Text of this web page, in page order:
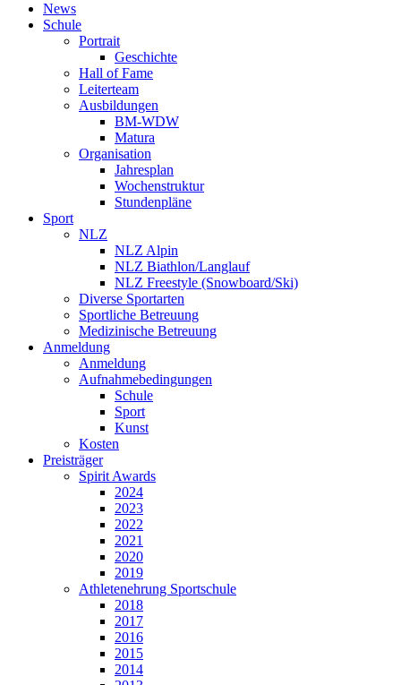
News
Schule
Portrait
Geschichte
Hall of Fame
Leiterteam
Ausbildungen
BM-WDW
Matura
Organisation
Jahresplan
Wochenstruktur
Stundenpläne
Sport
NLZ
NLZ Alpin
NLZ Biathlon/Langlauf
NLZ Freestyle (Snowboard/Ski)
Diverse Sportarten
Sportliche Betreuung
Medizinische Betreuung
Anmeldung
Anmeldung
Aufnahmebedingungen
Schule
Sport
Kunst
Kosten
Preisträger
Spirit Awards
2024
2023
2022
2021
2020
2019
Athletenehrung Sportschule
2018
2017
2016
2015
2014